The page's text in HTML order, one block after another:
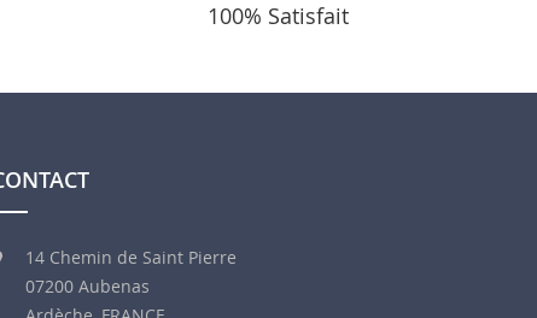
100% Satisfait
14 Chemin de Saint Pierre
07200 Aubenas